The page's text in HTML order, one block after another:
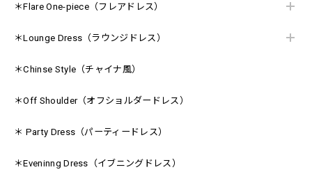
＊Flare One-piece（フレアドレス）
＊Lounge Dress（ラウンジドレス）
＊Chinse Style（チャイナ風）
＊Off Shoulder（オフショルダードレス）
＊ Party Dress（パーティードレス）
＊Eveninng Dress（イブニングドレス）